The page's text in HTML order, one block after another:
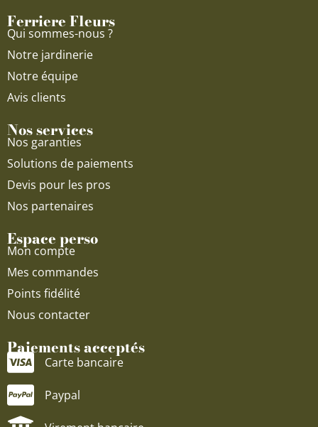
Ferriere Fleurs
Qui sommes-nous ?
Notre jardinerie
Notre équipe
Avis clients
Nos services
Nos garanties
Solutions de paiements
Devis pour les pros
Nos partenaires
Espace perso
Mon compte
Mes commandes
Points fidélité
Nous contacter
Paiements acceptés
Carte bancaire
Paypal